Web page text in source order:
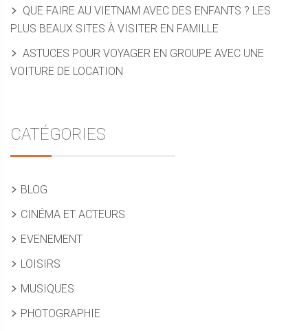
QUE FAIRE AU VIETNAM AVEC DES ENFANTS ? LES
PLUS BEAUX SITES À VISITER EN FAMILLE
ASTUCES POUR VOYAGER EN GROUPE AVEC UNE
VOITURE DE LOCATION
CATÉGORIES
BLOG
CINÉMA ET ACTEURS
EVENEMENT
LOISIRS
MUSIQUES
PHOTOGRAPHIE